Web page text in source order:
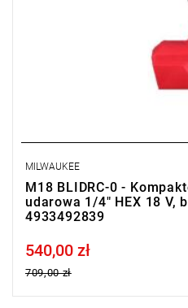
MILWAUKEE
M18 BLIDRC-0 -
udarowa 1/4" HEX 18 V,
4933492839
Price tax included
540,00 zł
709,00 zł